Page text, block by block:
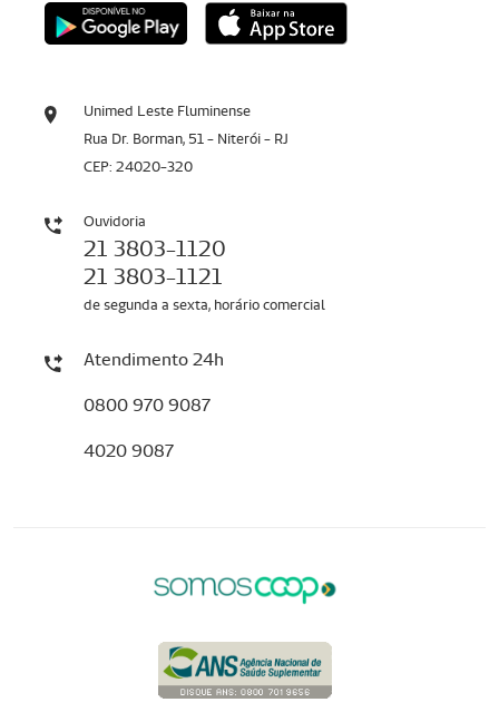
Unimed Leste Fluminense
Rua Dr. Borman, 51 - Niterói - RJ
CEP: 24020-320
Ouvidoria
21 3803-1120
21 3803-1121
de segunda a sexta, horário comercial
Atendimento 24h
0800 970 9087
4020 9087